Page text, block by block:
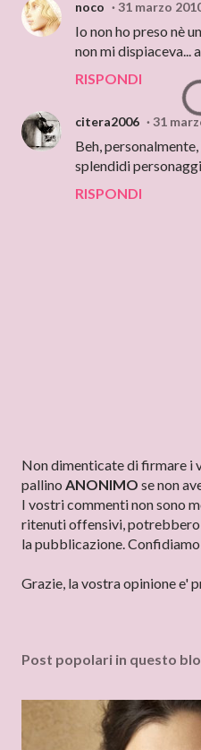
noco 31 marzo
Io non ho preso nè
non mi dispiaceva...
RISPONDI
citera2006 31
Beh,
splendidi
RISPONDI
P
o
s
t
a
n
m
n
Non dimenticate di firmare i
pallino ANONIMO se non
I vostri commenti non sono
ritenuti offensivi, potrebbero
la pubblicazione.
Grazie, la vostra opinione e'
Post popolari in questo